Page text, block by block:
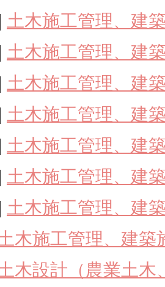
土木施工管理、建
土木施工管理、建
土木施工管理、建
土木施工管理、建
土木施工管理、建
土木施工管理、建
土木施工管理、建
木施工管理、建築
木設計（農業土